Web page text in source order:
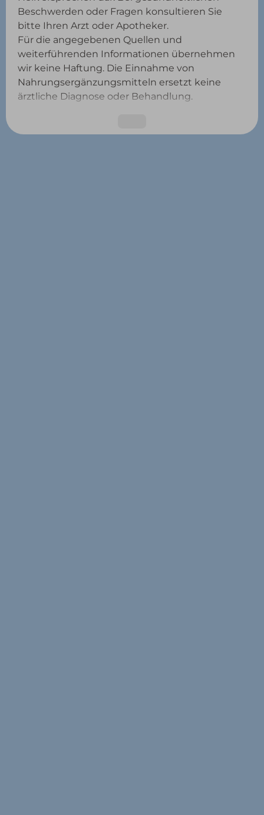
Beschwerden oder Fragen konsultieren Sie
bitte Ihren Arzt oder Apotheker.
Für die angegebenen Quellen und
weiterführenden Informationen übernehmen
wir keine Haftung. Die Einnahme von
Nahrungsergänzungsmitteln ersetzt keine
ärztliche Diagnose oder Behandlung.